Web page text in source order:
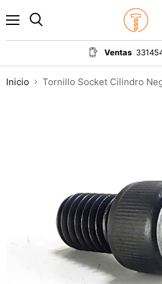
Ventas
Inicio Tornillo Socket Cilindro